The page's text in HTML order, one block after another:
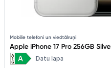
Mobilie telefoni un viedtālruņi
Apple iPhone 17 Pro 256GB
Datu lapa